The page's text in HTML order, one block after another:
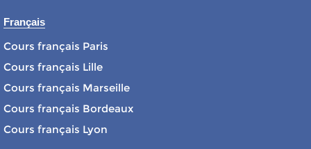
Français
Cours français Paris
Cours français Lille
Cours français Marseille
Cours français Bordeaux
Cours français Lyon